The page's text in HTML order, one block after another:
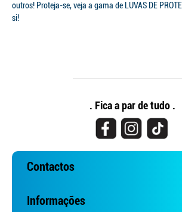
outros! Proteja-se, veja a gama de LUVAS DE
si!
. Fica a par de tudo .
Contactos
Informações